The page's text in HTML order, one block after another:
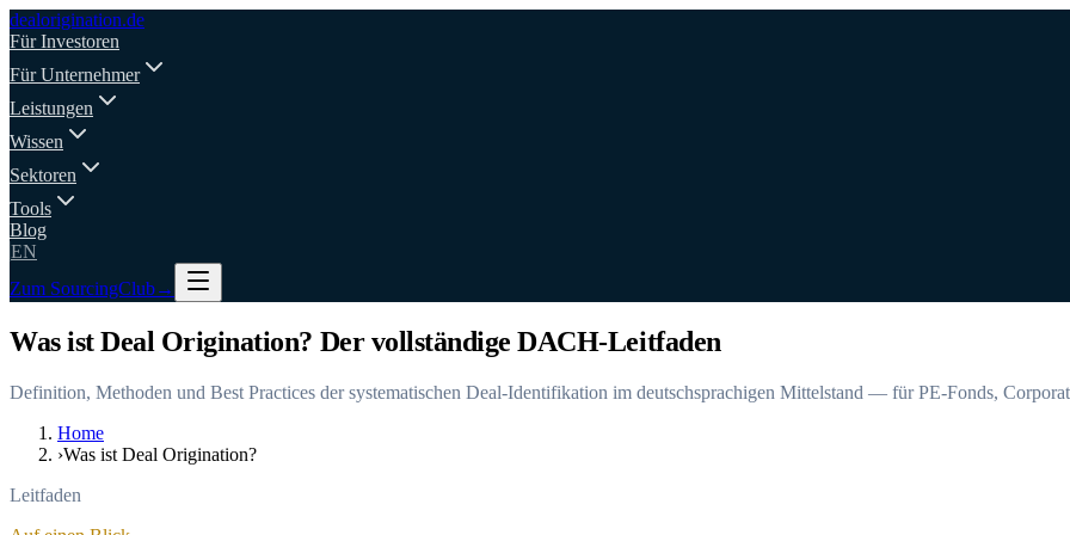
dealorigination.de
Für Investoren
Für Unternehmer
Leistungen
Wissen
Sektoren
Tools
Blog
EN
Zum SourcingClub→
Was ist Deal Origination? Der vollständige DACH-Leitfaden
Definition, Methoden und Best Practices der systematischen Deal-Identifikation im deutschsprachigen Mittelstand — für PE-Fonds,
Home
›Was ist Deal Origination?
Leitfaden